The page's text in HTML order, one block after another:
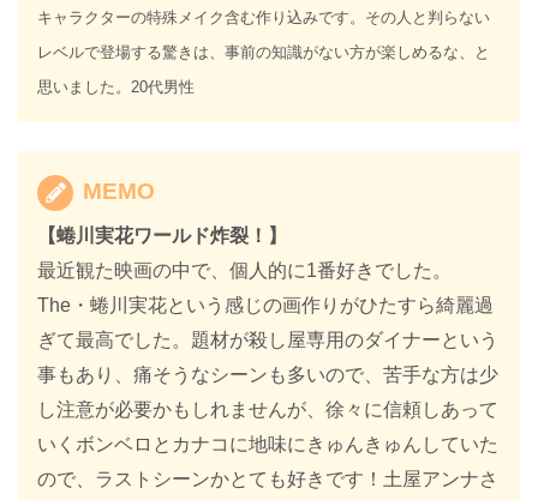
キャラクターの特殊メイク含む作り込みです。その人と判らない
レベルで登場する驚きは、事前の知識がない方が楽しめるな、と
思いました。20代男性
MEMO
【蜷川実花ワールド炸裂！】
最近観た映画の中で、個人的に1番好きでした。
The・蜷川実花という感じの画作りがひたすら綺麗過
ぎて最高でした。題材が殺し屋専用のダイナーという
事もあり、痛そうなシーンも多いので、苦手な方は少
し注意が必要かもしれませんが、徐々に信頼しあって
いくボンベロとカナコに地味にきゅんきゅんしていた
ので、ラストシーンかとても好きです！土屋アンナさ